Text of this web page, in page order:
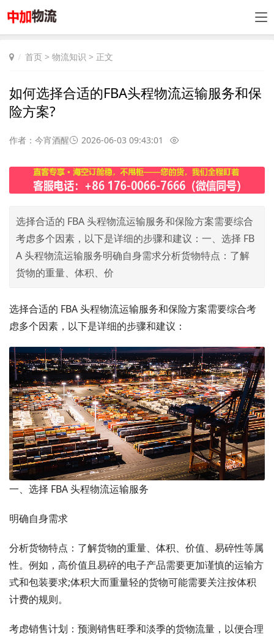
首页 > 物流知识 > 正文
如何选择合适的FBA头程物流运输服务和保
险方案?
作者：今宵酒醒 2026-06-03 09:43:01
选择合适的 FBA 头程物流运输服务和保险方案需要综合
考虑多个因素，以下是详细的步骤和建议：一、选择 FB
A 头程物流运输服务明确自身需求分析货物特点：了解
货物的重量、体积、价
选择合适的 FBA 头程物流运输服务和保险方案需要综合考
虑多个因素，以下是详细的步骤和建议：
一、选择 FBA 头程物流运输服务
明确自身需求
分析货物特点：了解货物的重量、体积、价值、易碎性等属
性。例如，高价值且易碎的电子产品需要更加谨慎的运输方
式和包装要求;体积大而重量轻的货物可能需要关注按体积
计费的规则。
考虑销售计划：预测销售旺季和淡季的货物流量，以便合理